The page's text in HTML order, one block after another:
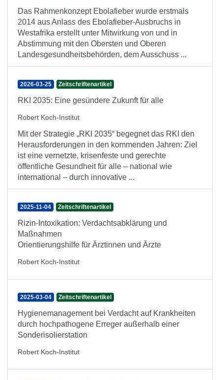
Das Rahmenkonzept Ebolafieber wurde erstmals
2014 aus Anlass des Ebolafieber-Ausbruchs in
Westafrika erstellt unter Mitwirkung von und in
Abstimmung mit den Obersten und Oberen
Landesgesundheitsbehörden, dem Ausschuss ...
2026-03-25 Zeitschriftenartikel
RKI 2035: Eine gesündere Zukunft für alle
Robert Koch-Institut
Mit der Strategie „RKI 2035“ begegnet das RKI den
Heraus­forderungen in den kommenden Jahren: Ziel
ist eine vernetzte, krisenfeste und gerechte
öffentliche Gesund­heit für alle – national wie
international – durch innovative ...
2025-11-04 Zeitschriftenartikel
Rizin-Intoxikation: Verdachtsabklärung und
Maßnahmen
Orientierungshilfe für Ärztinnen und Ärzte
Robert Koch-Institut
2025-03-04 Zeitschriftenartikel
Hygienemanagement bei Verdacht auf Krankheiten
durch hochpathogene Erreger außerhalb einer
Sonderisolierstation
Robert Koch-Institut